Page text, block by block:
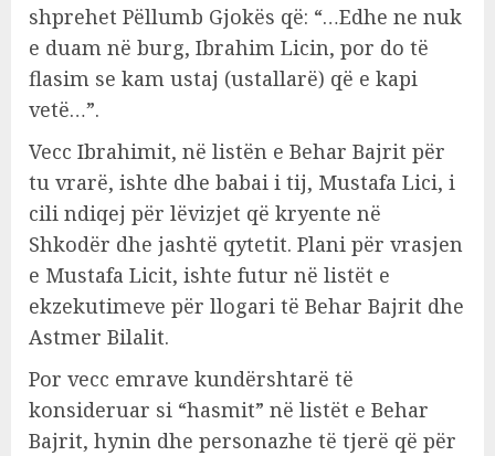
shprehet Pëllumb Gjokës që: “…Edhe ne nuk
e duam në burg, Ibrahim Licin, por do të
flasim se kam ustaj (ustallarë) që e kapi
vetë…”.
Vecc Ibrahimit, në listën e Behar Bajrit për
tu vrarë, ishte dhe babai i tij, Mustafa Lici, i
cili ndiqej për lëvizjet që kryente në
Shkodër dhe jashtë qytetit. Plani për vrasjen
e Mustafa Licit, ishte futur në listët e
ekzekutimeve për llogari të Behar Bajrit dhe
Astmer Bilalit.
Por vecc emrave kundërshtarë të
konsideruar si “hasmit” në listët e Behar
Bajrit, hynin dhe personazhe të tjerë që për